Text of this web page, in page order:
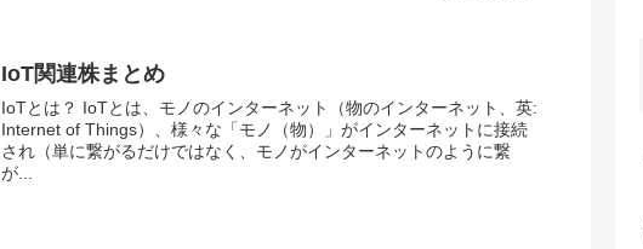
IoT関連株まとめ
IoTとは？ IoTとは、モノのインターネット（物のインターネット、英:
Internet of Things）、様々な「モノ（物）」がインターネットに接続
され（単に繋がるだけではなく、モノがインターネットのように繋
が...